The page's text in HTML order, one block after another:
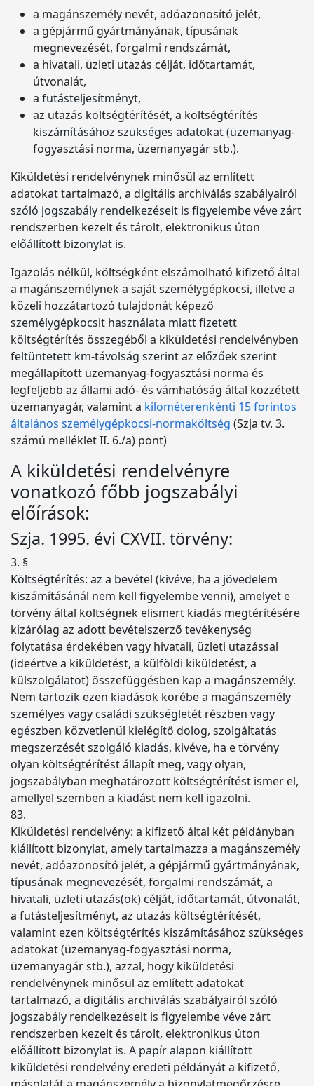
a magánszemély nevét, adóazonosító jelét,
a gépjármű gyártmányának, típusának
megnevezését, forgalmi rendszámát,
a hivatali, üzleti utazás célját, időtartamát,
útvonalát,
a futásteljesítményt,
az utazás költségtérítését, a költségtérítés
kiszámításához szükséges adatokat (üzemanyag-
fogyasztási norma, üzemanyagár stb.).
Kiküldetési rendelvénynek minősül az említett
adatokat tartalmazó, a digitális archiválás szabályairól
szóló jogszabály rendelkezéseit is figyelembe véve zárt
rendszerben kezelt és tárolt, elektronikus úton
előállított bizonylat is.
Igazolás nélkül, költségként elszámolható kifizető által
a magánszemélynek a saját személygépkocsi, illetve a
közeli hozzátartozó tulajdonát képező
személygépkocsit használata miatt fizetett
költségtérítés összegéből a kiküldetési rendelvényben
feltüntetett km-távolság szerint az előzőek szerint
megállapított üzemanyag-fogyasztási norma és
legfeljebb az állami adó- és vámhatóság által közzétett
üzemanyagár, valamint a kilométerenkénti 15 forintos
általános személygépkocsi-normaköltség (Szja tv. 3.
számú melléklet II. 6./a) pont)
A kiküldetési rendelvényre
vonatkozó főbb jogszabályi
előírások:
Szja. 1995. évi CXVII. törvény:
3. §
Költségtérítés: az a bevétel (kivéve, ha a jövedelem
kiszámításánál nem kell figyelembe venni), amelyet e
törvény által költségnek elismert kiadás megtérítésére
kizárólag az adott bevételszerző tevékenység
folytatása érdekében vagy hivatali, üzleti utazással
(ideértve a kiküldetést, a külföldi kiküldetést, a
külszolgálatot) összefüggésben kap a magánszemély.
Nem tartozik ezen kiadások körébe a magánszemély
személyes vagy családi szükségletét részben vagy
egészben közvetlenül kielégítő dolog, szolgáltatás
megszerzését szolgáló kiadás, kivéve, ha e törvény
olyan költségtérítést állapít meg, vagy olyan,
jogszabályban meghatározott költségtérítést ismer el,
amellyel szemben a kiadást nem kell igazolni.
83.
Kiküldetési rendelvény: a kifizető által két példányban
kiállított bizonylat, amely tartalmazza a magánszemély
nevét, adóazonosító jelét, a gépjármű gyártmányának,
típusának megnevezését, forgalmi rendszámát, a
hivatali, üzleti utazás(ok) célját, időtartamát, útvonalát,
a futásteljesítményt, az utazás költségtérítését,
valamint ezen költségtérítés kiszámításához szükséges
adatokat (üzemanyag-fogyasztási norma,
üzemanyagár stb.), azzal, hogy kiküldetési
rendelvénynek minősül az említett adatokat
tartalmazó, a digitális archiválás szabályairól szóló
jogszabály rendelkezéseit is figyelembe véve zárt
rendszerben kezelt és tárolt, elektronikus úton
előállított bizonylat is. A papír alapon kiállított
kiküldetési rendelvény eredeti példányát a kifizető,